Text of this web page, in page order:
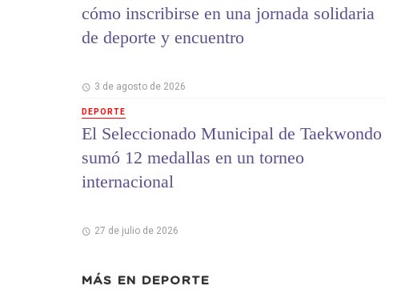
cómo inscribirse en una jornada solidaria
de deporte y encuentro
3 de agosto de 2026
DEPORTE
El Seleccionado Municipal de Taekwondo
sumó 12 medallas en un torneo
internacional
27 de julio de 2026
MÁS EN DEPORTE